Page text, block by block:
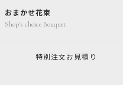
おまかせ花束
Shop's choice Bouquet
特別注文 お見積り